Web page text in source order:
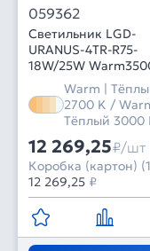
059362
Светильник LGD-
URANUS-4TR-R75-
18W/25W
MIX (WH, 20-50
holder, 230V)
IP20 Металл, 5 лет)
Warm |
2700 K /
Тёплый 3000
Warm | Тёплый
3500 K / Day |
Дневной
White | Белый
6000 K
12 269,25₽/шт
Коробка (картон)
12 269,25 ₽